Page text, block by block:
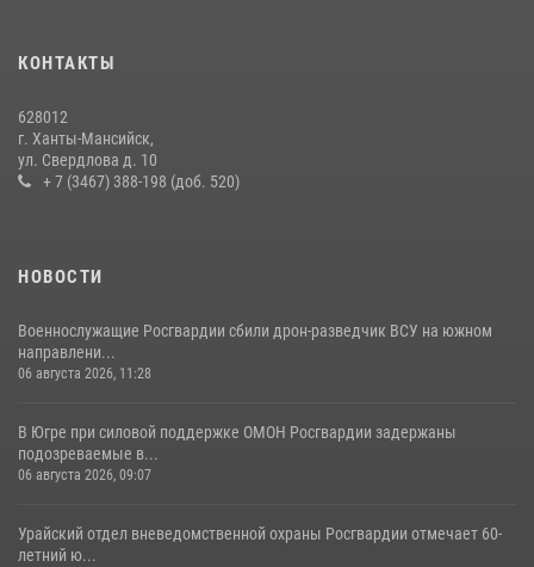
11 июля 2026, 12:26
КОНТАКТЫ
628012
г. Ханты-Мансийск,
ул. Свердлова д. 10
+ 7 (3467) 388-198 (доб. 520)
НОВОСТИ
Военнослужащие Росгвардии сбили дрон-разведчик ВСУ на южном
направлени...
06 августа 2026, 11:28
В Югре при силовой поддержке ОМОН Росгвардии задержаны
подозреваемые в...
06 августа 2026, 09:07
Урайский отдел вневедомственной охраны Росгвардии отмечает 60-
летний ю...